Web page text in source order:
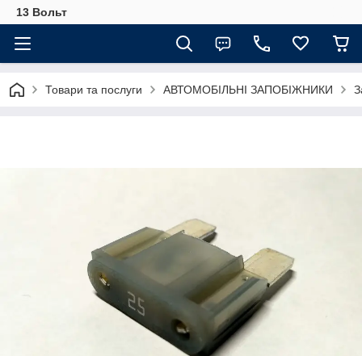
13 Вольт
Товари та послуги АВТОМОБІЛЬНІ ЗАПОБІЖНИКИ